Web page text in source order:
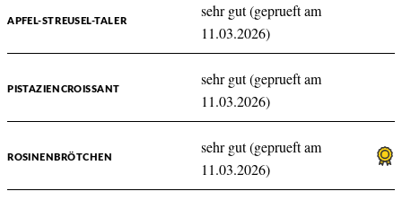
APFEL-STREUSEL-TALER
sehr gut (geprueft am
11.03.2026)
PISTAZIENCROISSANT
sehr gut (geprueft am
11.03.2026)
ROSINENBRÖTCHEN
sehr gut (geprueft am
11.03.2026)